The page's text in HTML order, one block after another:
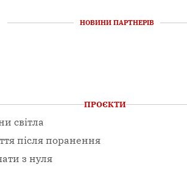
НОВИНИ ПАРТНЕРІВ
ПРОЄКТИ
світла
після поранення
з нуля